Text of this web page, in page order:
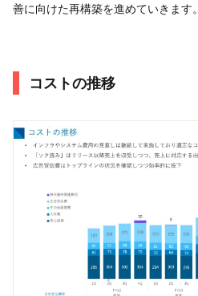
善に向けた再構築を進めていきます。
コストの推移